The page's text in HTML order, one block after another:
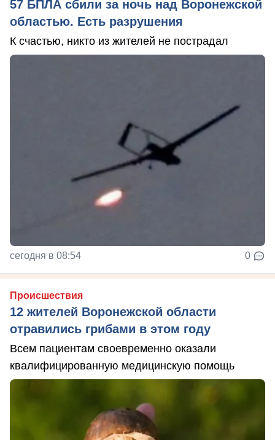
57 БПЛА сбили за ночь над Воронежской
областью. Есть разрушения
К счастью, никто из жителей не пострадал
сегодня в 08:54 0
Происшествия
12 жителей Воронежской области
отравились грибами в этом году
Всем пациентам своевременно оказали
квалифицированную медицинскую помощь